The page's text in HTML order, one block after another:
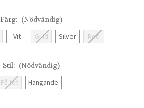
Färg: (Nödvändig)
Vit Guld Silver Röd
Stil: (Nödvändig)
På fot Hängande